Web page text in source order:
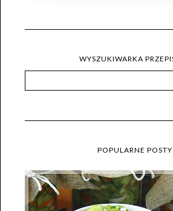
WYSZUKIWARKA
POPULARNE POSTY